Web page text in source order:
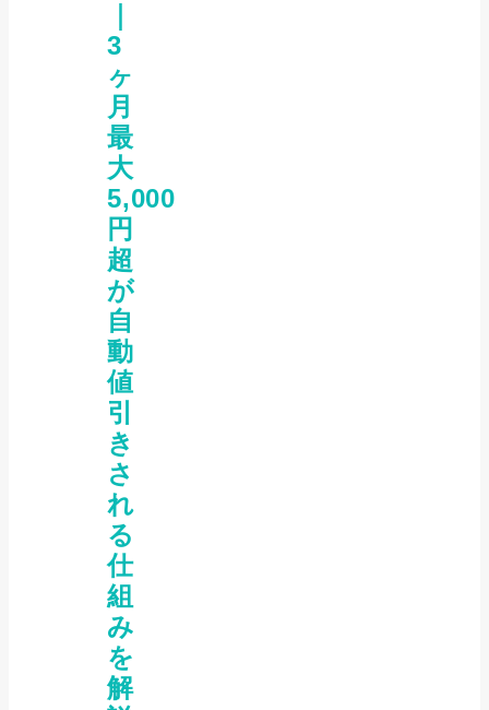
3
ヶ
月
最
大
5,000
円
超
が
自
動
値
引
き
さ
れ
る
仕
組
み
を
解